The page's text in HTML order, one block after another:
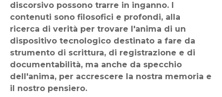
discorsivo possono trarre in inganno. I
contenuti sono filosofici e profondi, alla
ricerca di verità per trovare l'anima di un
dispositivo tecnologico destinato a fare da
strumento di scrittura, di registrazione e di
documentabilità, ma anche da specchio
dell'anima, per accrescere la nostra memoria e
il nostro pensiero.